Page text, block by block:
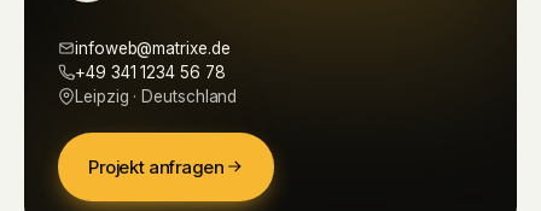
infoweb@matrixe.de
+49 341 1234 56 78
Leipzig · Deutschland
Projekt anfragen